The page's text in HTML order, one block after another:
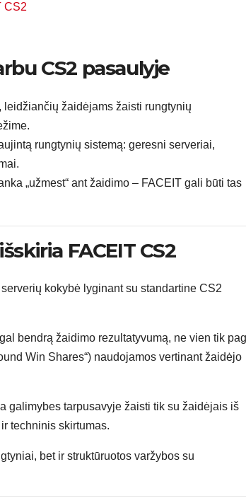
CS2
CS2 pasaulyje
žaidėjams žaisti rungtynių
rungtynių sistemą: geresni serveriai,
„užmest“ ant žaidimo – FACEIT gali būti tas
FACEIT CS2
kokybė lyginant su standartine CS2
bendrą žaidimo rezultatyvumą, ne vien tik
Win Shares“) naudojamos vertinant žaidėjo
galimybes tarpusavyje žaisti tik su žaidėjais iš
techninis skirtumas.
bet ir struktūruotos varžybos su